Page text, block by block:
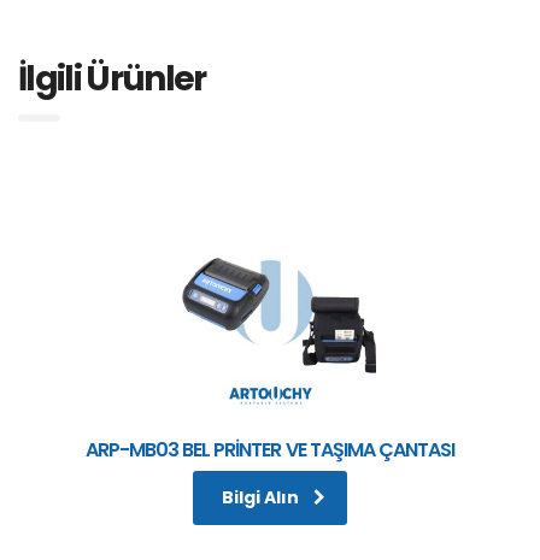
İlgili Ürünler
ARP-MB03 BEL PRİNTER VE TAŞIMA ÇANTASI
Bilgi Alın